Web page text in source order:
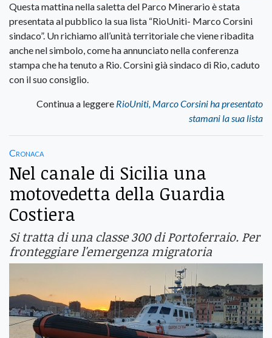
Questa mattina nella saletta del Parco Minerario è stata
presentata al pubblico la sua lista “RioUniti- Marco Corsini
sindaco”. Un richiamo all’unità territoriale che viene ribadita
anche nel simbolo, come ha annunciato nella conferenza
stampa che ha tenuto a Rio. Corsini già sindaco di Rio, caduto
con il suo consiglio.
Continua a leggere RioUniti, Marco Corsini ha presentato
stamani la sua lista
Cronaca
Nel canale di Sicilia una
motovedetta della Guardia
Costiera
Si tratta di una classe 300 di Portoferraio. Per
fronteggiare l'emergenza migratoria